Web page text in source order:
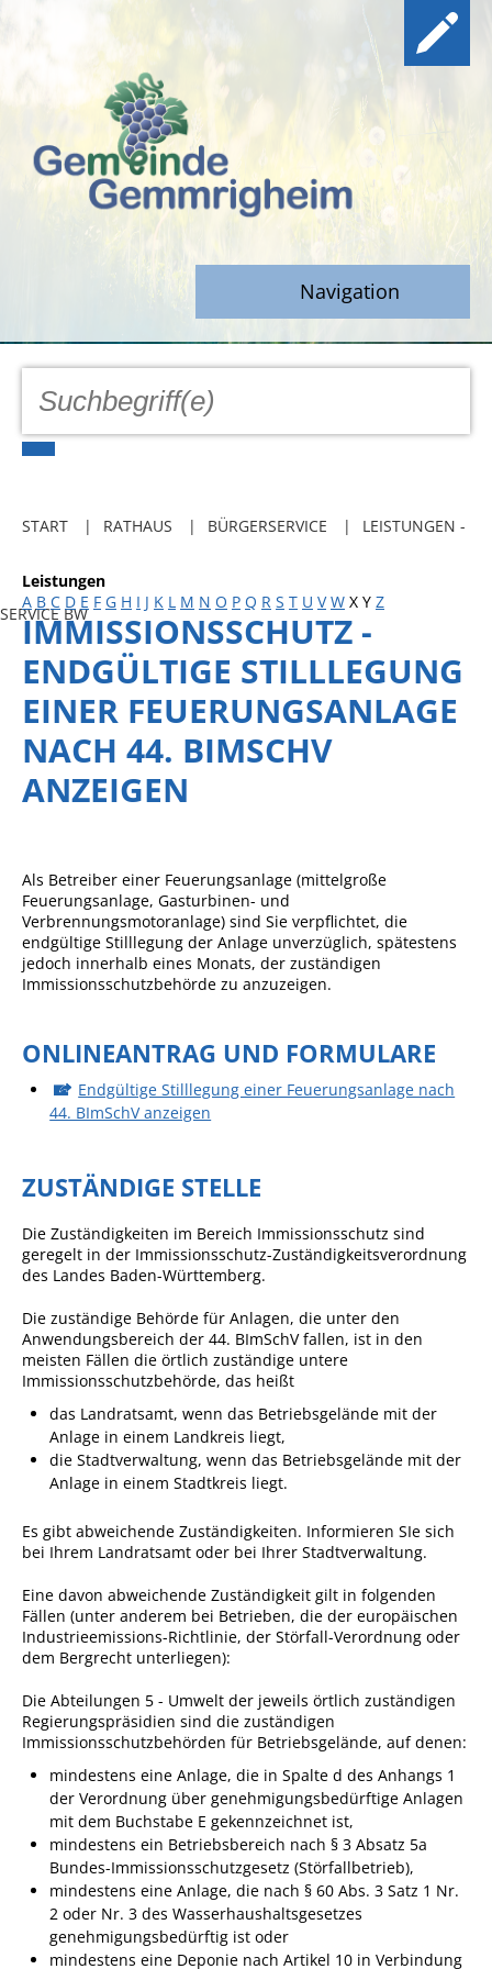
Navigation
GEMEINDE
Freibadkarten
Social Media
Parkraumkonzept
Ladeinfrastruktur
Einrichtungen
Kindertageseinrichtungen
Mensa
Musikschule
Gemeindebücherei
Jugendhaus
Veranstaltungsgebäude
Freiwillige Feuerwehr
Häckselplatz
Kläranlage
Wärmeplanung
Netzmonitor der NetzeBW
Infokalender
Zahlen & Fakten
Wirtschaft + Handel
RATHAUS
Öffnungszeiten
Kontakt
Online-Bürgerportal
Bürgerservice
Behördenwegweiser
Lebenslagen
Leistungen - Service BW
Neubürgerinfos
START RATHAUS BÜRGERSERVICE LEISTUNGEN -
SERVICE BW
Leistungen
A B C D E F G H I J K L M N O P Q R S T U V W X Y Z
IMMISSIONSSCHUTZ -
ENDGÜLTIGE STILLLEGUNG
EINER FEUERUNGSANLAGE
NACH 44. BIMSCHV
ANZEIGEN
Als Betreiber einer Feuerungsanlage (mittelgroße
Feuerungsanlage, Gasturbinen- und
Verbrennungsmotoranlage) sind Sie verpflichtet, die
endgültige Stilllegung der Anlage unverzüglich, spätestens
jedoch innerhalb eines Monats, der zuständigen
Immissionsschutzbehörde zu anzuzeigen.
ONLINEANTRAG UND FORMULARE
Endgültige Stilllegung einer Feuerungsanlage nach
44. BImSchV anzeigen
ZUSTÄNDIGE STELLE
Die Zuständigkeiten im Bereich Immissionsschutz sind
geregelt in der Immissionsschutz-Zuständigkeitsverordnung
des Landes Baden-Württemberg.
Die zuständige Behörde für Anlagen, die unter den
Anwendungsbereich der 44. BImSchV fallen, ist in den
meisten Fällen die örtlich zuständige untere
Immissionsschutzbehörde, das heißt
das Landratsamt, wenn das Betriebsgelände mit der
Anlage in einem Landkreis liegt,
die Stadtverwaltung, wenn das Betriebsgelände mit der
Anlage in einem Stadtkreis liegt.
Es gibt abweichende Zuständigkeiten. Informieren SIe sich
bei Ihrem Landratsamt oder bei Ihrer Stadtverwaltung.
Eine davon abweichende Zuständigkeit gilt in folgenden
Fällen (unter anderem bei Betrieben, die der europäischen
Industrieemissions-Richtlinie, der Störfall-Verordnung oder
dem Bergrecht unterliegen):
Die Abteilungen 5 - Umwelt der jeweils örtlich zuständigen
Regierungspräsidien sind die zuständigen
Immissionsschutzbehörden für Betriebsgelände, auf denen:
mindestens eine Anlage, die in Spalte d des Anhangs 1
der Verordnung über genehmigungsbedürftige Anlagen
mit dem Buchstabe E gekennzeichnet ist,
mindestens ein Betriebsbereich nach § 3 Absatz 5a
Bundes-Immissionsschutzgesetz (Störfallbetrieb),
mindestens eine Anlage, die nach § 60 Abs. 3 Satz 1 Nr.
2 oder Nr. 3 des Wasserhaushaltsgesetzes
genehmigungsbedürftig ist oder
mindestens eine Deponie nach Artikel 10 in Verbindung